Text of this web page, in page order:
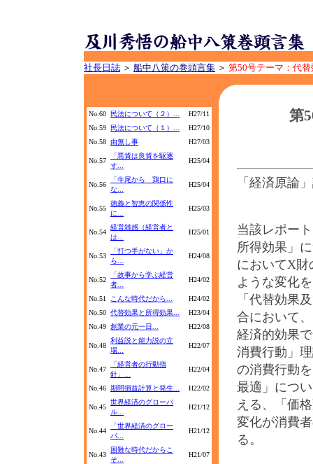
社長日誌 ＞ 船中八策の巻頭言集 ＞ 第50号テーマ：代
No.60 民法について（２）...
H27/11
No.59
民法について（１）...
H27/10
No.58 由無し事 H27/03
No.57
「悪貨は良貨を駆逐
す...
H25/04
No.56
「牛尾から 鶏口に
な...
H25/04
No.55
徳義と智恵の関係性
に...
H25/03
No.54
経営雑感（経営者と
は...
H25/01
No.53
「打つ手がない」か
ら...
H24/08
No.52
「故事から学ぶ経営
者...
H24/02
No.51 こんな時代だから...
H24/02
No.50 代替効果と所得効果...
H23/04
No.49 創業の元一日... H22/08
No.48
利益説と能力説の立
場...
H22/07
No.47
「経営者の行動指
針」...
H22/04
No.46 期間損益計算と発生... H22/02
No.45
世界経済のグローバ
ル...
H21/12
No.44
「世界経済のグロー
バ...
H21/12
No.43
困難な時代だからこ
そ...
H21/07
第
「経済原論
当該レポー
所得効果」
においてX財
ような変化
「代替効果
合において
経済的効果
消費行動」
の消費行動
最適」につ
える、「価
変化が消費
る。